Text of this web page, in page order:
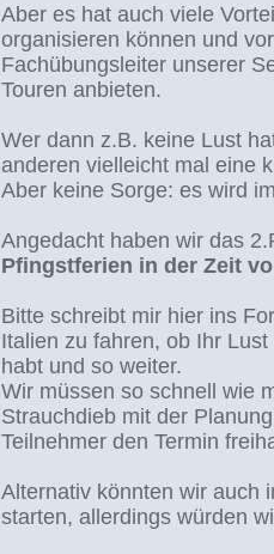
Aber es hat auch viele
organisieren können und
Fachübungsleiter unserer
Touren anbieten.
Wer dann z.B. keine Lust
anderen vielleicht mal eine
Aber keine Sorge: es wird
Angedacht haben wir das
Pfingstferien in der Zeit
Bitte schreibt mir hier ins
Italien zu fahren, ob Ihr
habt und so weiter.
Wir müssen so schnell wie
Strauchdieb mit der
Teilnehmer den Termin
Alternativ könnten wir auch
starten, allerdings würden